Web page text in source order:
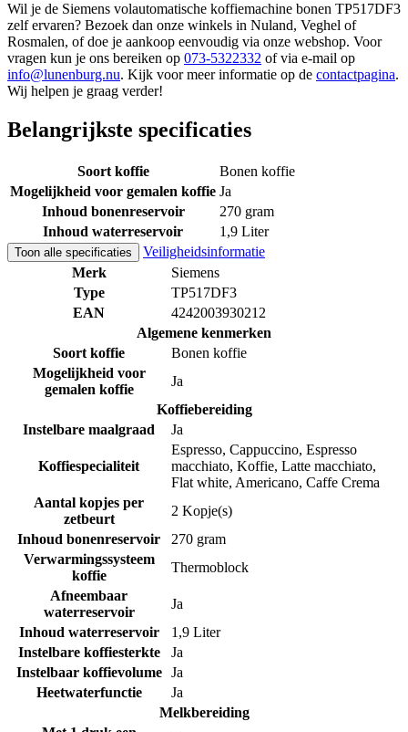
Wil je de Siemens volautomatische koffiemachine bonen TP517DF3
zelf ervaren? Bezoek dan onze winkels in Nuland, Veghel of
Rosmalen, of doe je aankoop eenvoudig via onze webshop. Voor
vragen kun je ons bereiken op 073-5322332 of via e-mail op
info@lunenburg.nu. Kijk voor meer informatie op de contactpagina.
Wij helpen je graag verder!
Belangrijkste specificaties
Soort koffie
Bonen koffie
Mogelijkheid voor gemalen koffie Ja
Inhoud bonenreservoir
270 gram
Inhoud waterreservoir
1,9 Liter
Toon alle specificaties
Veiligheidsinformatie
Merk
Siemens
Type
TP517DF3
EAN
4242003930212
Algemene kenmerken
Soort koffie
Bonen koffie
Mogelijkheid voor
gemalen koffie
Ja
Koffiebereiding
Instelbare maalgraad
Ja
Koffiespecialiteit
Espresso, Cappuccino, Espresso
macchiato, Koffie, Latte macchiato,
Flat white, Americano, Caffe Crema
Aantal kopjes per
zetbeurt
2 Kopje(s)
Inhoud bonenreservoir
270 gram
Verwarmingssysteem
koffie
Thermoblock
Afneembaar
waterreservoir
Ja
Inhoud waterreservoir
1,9 Liter
Instelbare koffiesterkte
Ja
Instelbaar koffievolume
Ja
Heetwaterfunctie
Ja
Melkbereiding